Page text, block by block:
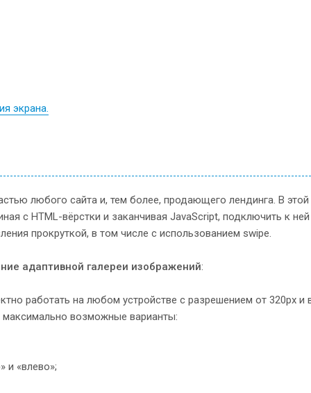
экрана.
любого сайта и, тем более, продающего лендинга. В этой
с HTML-вёрстки и заканчивая JavaScript, подключить к ней
прокруткой, в том числе с использованием swipe.
адаптивной галереи изображений:
работать на любом устройстве с разрешением от 320px и
максимально возможные варианты:
и «влево»;